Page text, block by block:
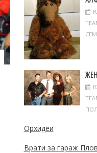
Орхидеи
Врати за гараж